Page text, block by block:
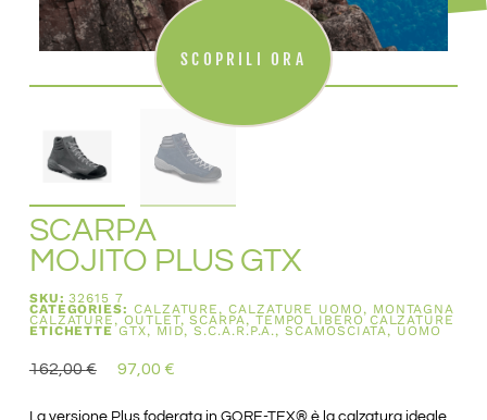
SCARPA
MOJITO PLUS GTX
SKU:32615 7
CATEGORIES: CALZATURE ,CALZATURE UOMO , MONTAGNA
CALZATURE , OUTLET,SCARPA, TEMPO LIBERO CALZATURE
ETICHETTE GTX, MID,S.C.A.R.P.A.,SCAMOSCIATA, UOMO
162,00€ 97,00 €
La versione Plus foderata in GORE-TEX® è la calzatura ideale
SCOPRILI ORA